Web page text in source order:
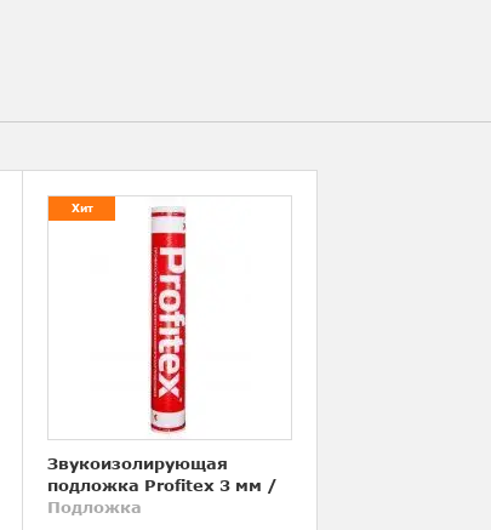
Хит
Звукоизолирующая
подложка Profitex 3 мм /
Подложка